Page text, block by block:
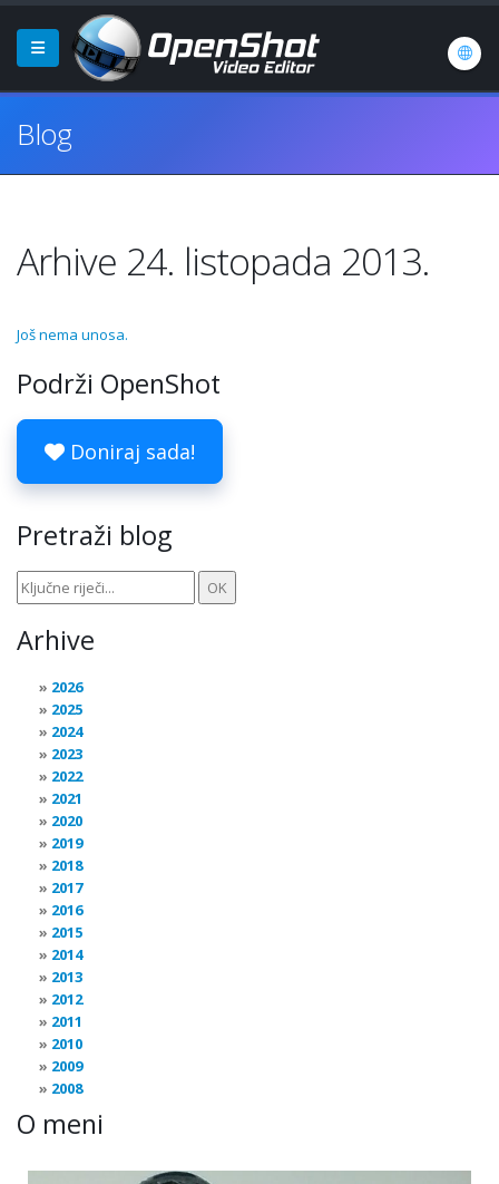
Blog
Arhive 24. listopada 2013.
Još nema unosa.
Podrži OpenShot
Doniraj sada!
Pretraži blog
Arhive
2026
2025
2024
2023
2022
2021
2020
2019
2018
2017
2016
2015
2014
2013
2012
2011
2010
2009
2008
O meni